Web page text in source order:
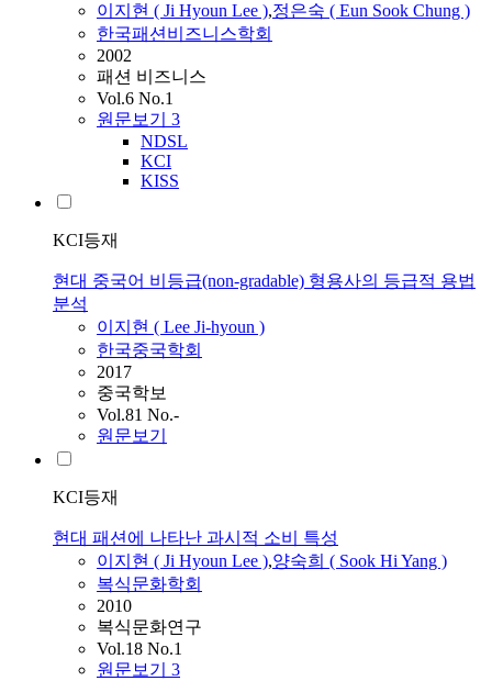
이지현 ( Ji Hyoun Lee ),정은숙 ( Eun Sook Chung )
한국패션비즈니스학회
2002
패션 비즈니스
Vol.6 No.1
원문보기 3
NDSL
KCI
KISS
KCI등재
현대 중국어 비등급(non-gradable) 형용사의 등급적 용법
분석
이지현 ( Lee Ji-hyoun )
한국중국학회
2017
중국학보
Vol.81 No.-
원문보기
KCI등재
현대 패션에 나타난 과시적 소비 특성
이지현 ( Ji Hyoun Lee ),양숙희 ( Sook Hi Yang )
복식문화학회
2010
복식문화연구
Vol.18 No.1
원문보기 3